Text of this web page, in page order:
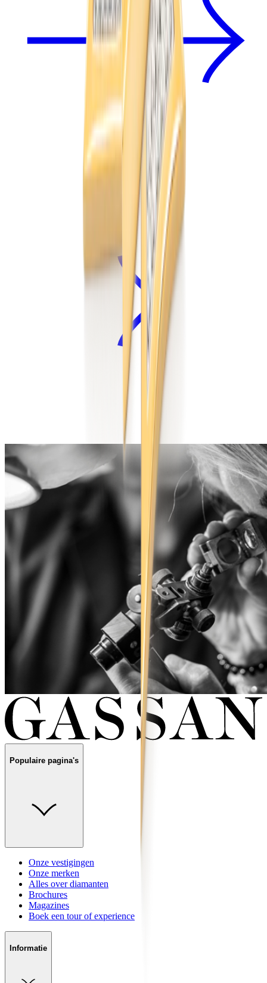
Populaire pagina's
Onze vestigingen
Onze merken
Alles over diamanten
Brochures
Magazines
Boek een tour of experience
Informatie